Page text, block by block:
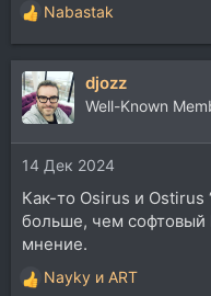
Р
е
а
к
ц
и
и
:
Nabastak
djozz
Well-Known
14 Дек 2024
Как-то Osirus и Ostirus
больше, чем софтовый
мнение.
Р
Nayky и ART